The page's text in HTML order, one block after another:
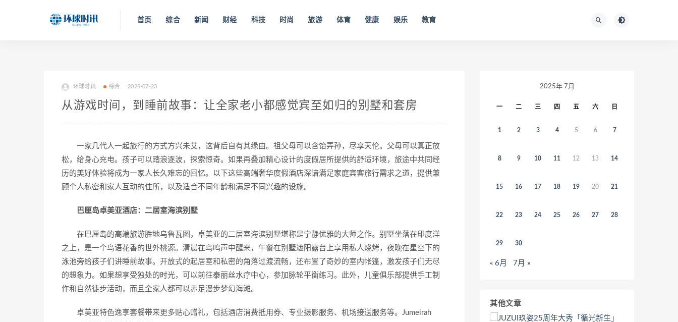
首页 综合 新闻 财经 科技 时尚 旅游 体育 健康 娱乐 教育
环球时讯 综合 2025-07-23
从游戏时间，到睡前故事：让全家老小都感觉宾至如归的别墅和套房
一家几代人一起旅行的方式方兴未艾，这背后自有其缘由。祖父母可以含饴弄孙，尽享天伦。父母可以真正放
松，给身心充电。孩子可以踏浪逐波，探索惊奇。如果再叠加精心设计的度假居所提供的舒适环境，旅途中共同经
历的美好体验将成为一家人长久难忘的回忆。以下这些高端奢华度假酒店深谙满足家庭宾客旅行需求之道，提供兼
顾个人私密和家人互动的住所，以及适合不同年龄和满足不同兴趣的设施。
巴厘岛卓美亚酒店：二居室海滨别墅
在巴厘岛的高端旅游胜地乌鲁瓦图，卓美亚的二居室海滨别墅堪称是宁静优雅的大师之作。别墅坐落在印度洋
之上，是一个鸟语花香的世外桃源。清晨在鸟鸣声中醒来，午餐在别墅遮阳露台上享用私人烧烤，夜晚在星空下的
泳池旁给孩子们讲睡前故事。开放式的起居室和私密的角落过渡流畅，还布置了奇妙的室内帐篷，激发孩子们无尽
的想象力。如果想享受独处的时光，可以前往泰丽丝水疗中心，参加脉轮平衡练习。此外，儿童俱乐部提供手工制
作和自然徒步活动，而且全家人都可以赤足漫步梦幻海滩。
卓美亚特色逸享套餐带来更多贴心赠礼，包括酒店消费抵用券、专业摄影服务、机场接送服务等。Jumeirah
2025年 7月
一 二 三 四 五 六 日
1 2 3 4 5 6 7
8 9 10 11 12 13 14
15 16 17 18 19 20 21
22 23 24 25 26 27 28
29 30
« 6月 7月 »
其他文章